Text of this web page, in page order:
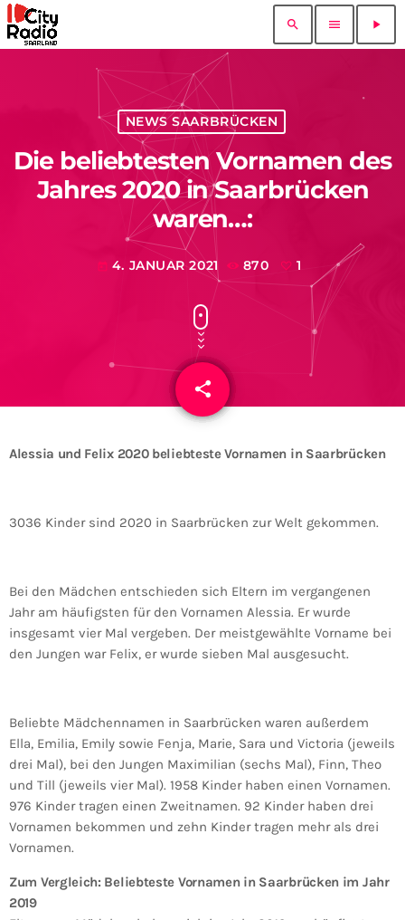
search menu play_arrow
NEWS SAARBRÜCKEN
Die beliebtesten Vornamen des
Jahres 2020 in Saarbrücken
waren…:
today 4. JANUAR 2021 870 1
share
email
Alessia und Felix 2020 beliebteste Vornamen in Saarbrücken
3036 Kinder sind 2020 in Saarbrücken zur Welt gekommen.
Bei den Mädchen entschieden sich Eltern im vergangenen
Jahr am häufigsten für den Vornamen Alessia. Er wurde
insgesamt vier Mal vergeben. Der meistgewählte Vorname bei
den Jungen war Felix, er wurde sieben Mal ausgesucht.
Beliebte Mädchennamen in Saarbrücken waren außerdem
Ella, Emilia, Emily sowie Fenja, Marie, Sara und Victoria (jeweils
drei Mal), bei den Jungen Maximilian (sechs Mal), Finn, Theo
und Till (jeweils vier Mal). 1958 Kinder haben einen Vornamen.
976 Kinder tragen einen Zweitnamen. 92 Kinder haben drei
Vornamen bekommen und zehn Kinder tragen mehr als drei
Vornamen.
Zum Vergleich: Beliebteste Vornamen in Saarbrücken im Jahr
2019